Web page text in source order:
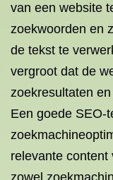
van een website
zoekwoorden en
de tekst te
vergroot dat de
zoekresultaten
Een goede SEO-
relevante
zowel